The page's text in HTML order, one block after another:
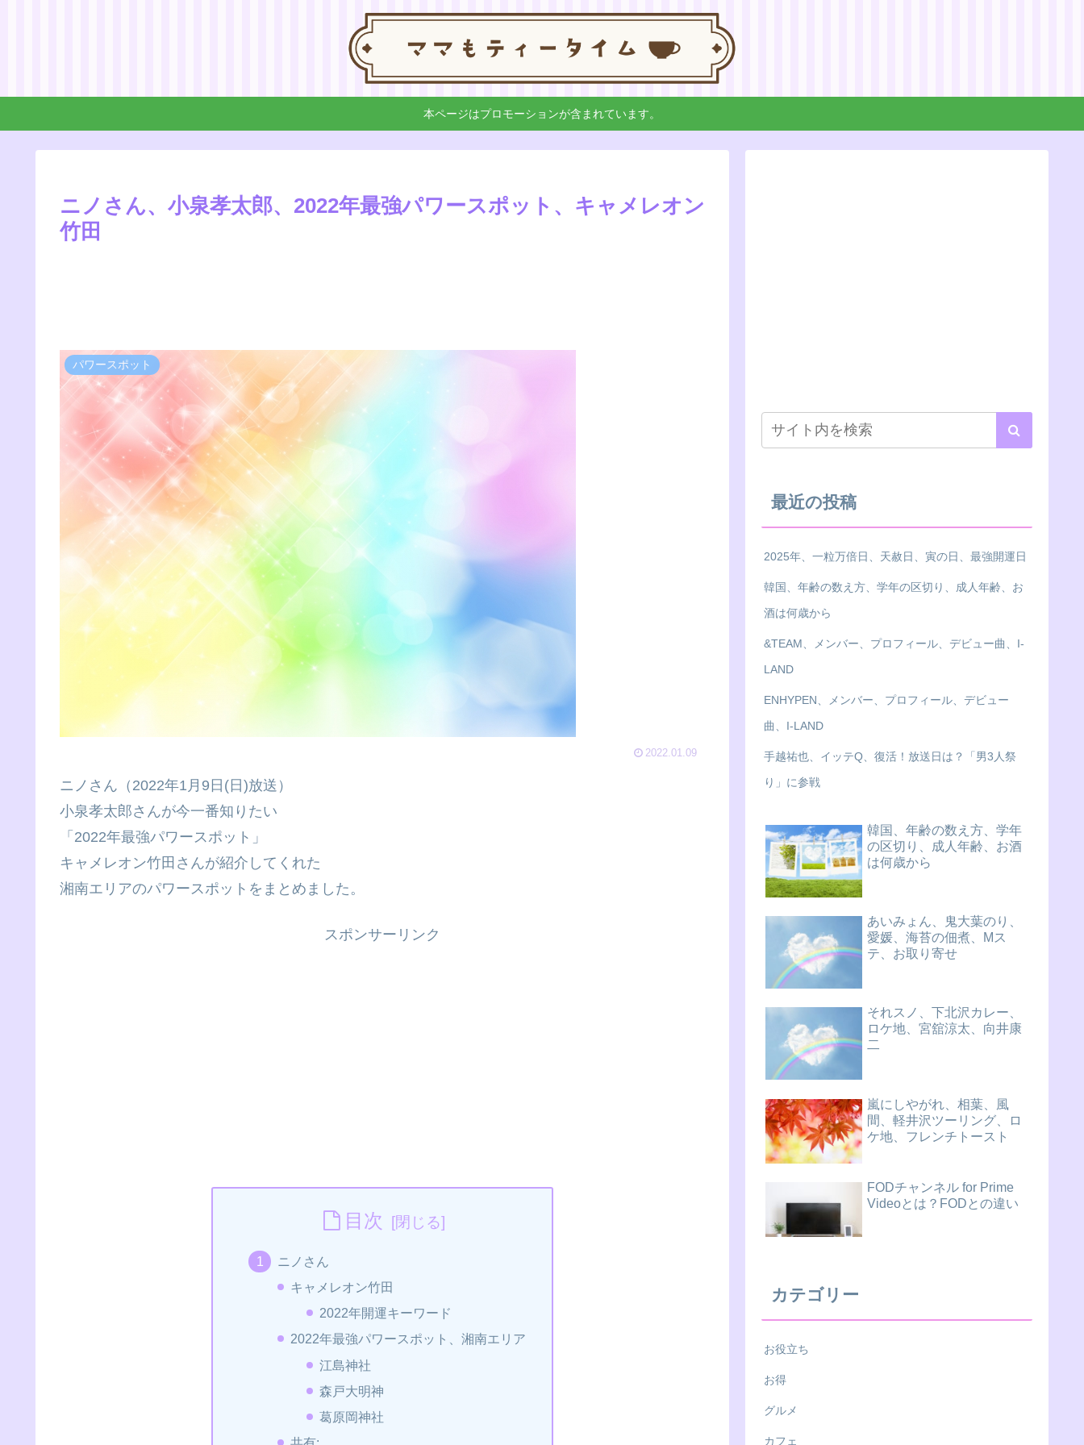
本ページはプロモーションが含まれています。
ニノさん、小泉孝太郎、2022年最強パワースポット、キャメレオン
竹田
パワースポット
2022.01.09
ニノさん（2022年1月9日(日)放送）
小泉孝太郎さんが今一番知りたい
「2022年最強パワースポット」
キャメレオン竹田さんが紹介してくれた
湘南エリアのパワースポットをまとめました。
スポンサーリンク
目次
ニノさん
キャメレオン竹田
2022年開運キーワード
2022年最強パワースポット、湘南エリア
江島神社
森戸大明神
葛原岡神社
最近の投稿
2025年、一粒万倍日、天赦日、寅の日、最強開運日
韓国、年齢の数え方、学年の区切り、成人年齢、お
酒は何歳から
&TEAM、メンバー、プロフィール、デビュー曲、I-
LAND
ENHYPEN、メンバー、プロフィール、デビュー
曲、I-LAND
手越祐也、イッテQ、復活！放送日は？「男3人祭
り」に参戦
韓国、年齢の数え方、学年
の区切り、成人年齢、お酒
は何歳から
あいみょん、鬼大葉のり、
愛媛、海苔の佃煮、Mス
テ、お取り寄せ
それスノ、下北沢カレー、
ロケ地、宮舘涼太、向井康
二
嵐にしやがれ、相葉、風
間、軽井沢ツーリング、ロ
ケ地、フレンチトースト
FODチャンネル for Prime
Videoとは？FODとの違い
カテゴリー
お役立ち
お得
グルメ
カフェ